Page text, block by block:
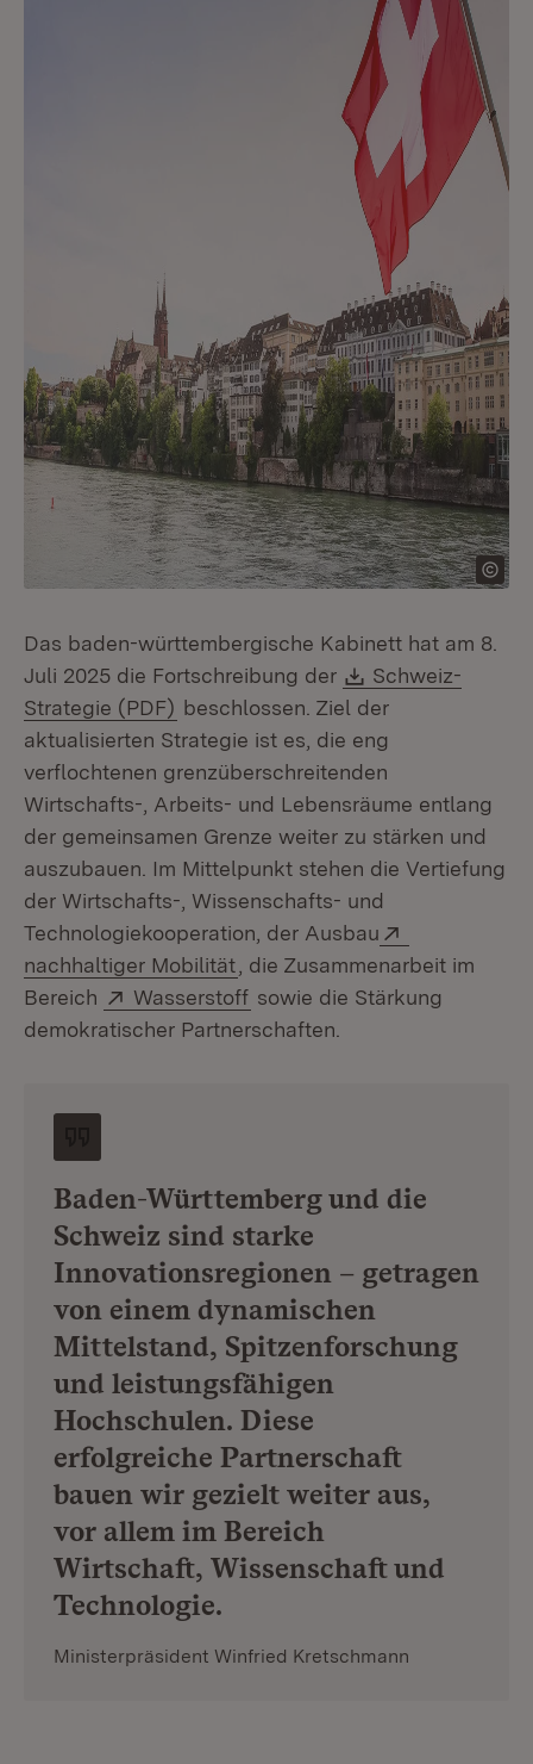
Das baden-württembergische Kabinett hat am 8.
Juli 2025 die Fortschreibung der
Download:
Schweiz-
Strategie (PDF) (Öffnet in neuem Fenster)
beschlossen. Ziel der
aktualisierten Strategie ist es, die eng
verflochtenen grenzüberschreitenden
Wirtschafts-, Arbeits- und Lebensräume entlang
der gemeinsamen Grenze weiter zu stärken und
auszubauen. Im Mittelpunkt stehen die Vertiefung
der Wirtschafts-, Wissenschafts- und
Technologiekooperation, der Ausbau
nachhaltiger Mobilität (Öffnet in neuem Fenster)
, die Zusammenarbeit im
Bereich
Extern:
Wasserstoff (Öffnet in neuem Fenster)
sowie die Stärkung
demokratischer Partnerschaften.
Baden-Württemberg und die
Schweiz sind starke
Innovationsregionen – getragen
von einem dynamischen
Mittelstand, Spitzenforschung
und leistungsfähigen
Hochschulen. Diese
erfolgreiche Partnerschaft
bauen wir gezielt weiter aus,
vor allem im Bereich
Wirtschaft, Wissenschaft und
Technologie.
Ministerpräsident Winfried Kretschmann